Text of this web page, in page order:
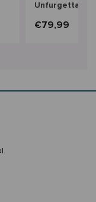
Unfurgettable
€79,99